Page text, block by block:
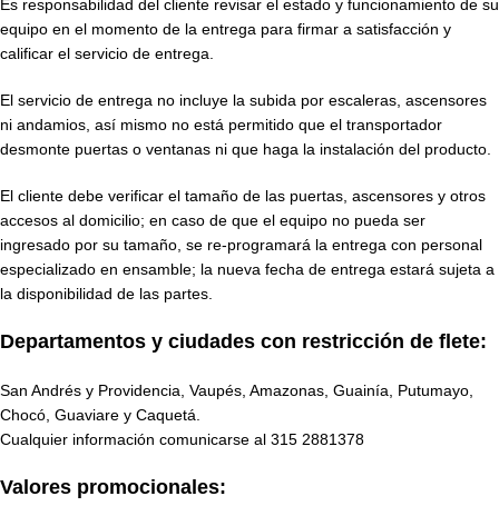
Es responsabilidad del cliente revisar el estado y funcionamiento de su
equipo en el momento de la entrega para firmar a satisfacción y
calificar el servicio de entrega.
El servicio de entrega no incluye la subida por escaleras, ascensores
ni andamios, así mismo no está permitido que el transportador
desmonte puertas o ventanas ni que haga la instalación del producto.
El cliente debe verificar el tamaño de las puertas, ascensores y otros
accesos al domicilio; en caso de que el equipo no pueda ser
ingresado por su tamaño, se re-programará la entrega con personal
especializado en ensamble; la nueva fecha de entrega estará sujeta a
la disponibilidad de las partes.
Departamentos y ciudades con restricción de flete:
San Andrés y Providencia, Vaupés, Amazonas, Guainía, Putumayo,
Chocó, Guaviare y Caquetá.
Cualquier información comunicarse al 315 2881378
Valores promocionales: